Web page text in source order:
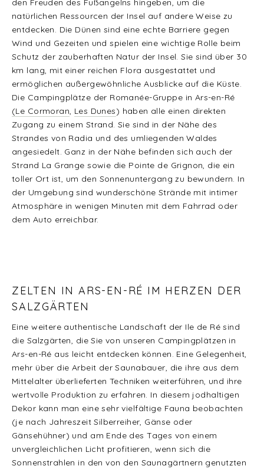
den Freuden des Fußangelns hingeben, um die
natürlichen Ressourcen der Insel auf andere Weise zu
entdecken. Die Dünen sind eine echte Barriere gegen
Wind und Gezeiten und spielen eine wichtige Rolle beim
Schutz der zauberhaften Natur der Insel. Sie sind über 30
km lang, mit einer reichen Flora ausgestattet und
ermöglichen außergewöhnliche Ausblicke auf die Küste.
Die Campingplätze der Romanée-Gruppe in Ars-en-Ré
(Le Cormoran, Les Dunes) haben alle einen direkten
Zugang zu einem Strand. Sie sind in der Nähe des
Strandes von Radia und des umliegenden Waldes
angesiedelt. Ganz in der Nähe befinden sich auch der
Strand La Grange sowie die Pointe de Grignon, die ein
toller Ort ist, um den Sonnenuntergang zu bewundern. In
der Umgebung sind wunderschöne Strände mit intimer
Atmosphäre in wenigen Minuten mit dem Fahrrad oder
dem Auto erreichbar.
ZELTEN IN ARS-EN-RÉ IM HERZEN DER
SALZGÄRTEN
Eine weitere authentische Landschaft der Ile de Ré sind
die Salzgärten, die Sie von unseren Campingplätzen in
Ars-en-Ré aus leicht entdecken können. Eine Gelegenheit,
mehr über die Arbeit der Saunabauer, die ihre aus dem
Mittelalter überlieferten Techniken weiterführen, und ihre
wertvolle Produktion zu erfahren. In diesem jodhaltigen
Dekor kann man eine sehr vielfältige Fauna beobachten
(je nach Jahreszeit Silberreiher, Gänse oder
Gänsehühner) und am Ende des Tages von einem
unvergleichlichen Licht profitieren, wenn sich die
Sonnenstrahlen in den von den Saunagärtnern genutzten